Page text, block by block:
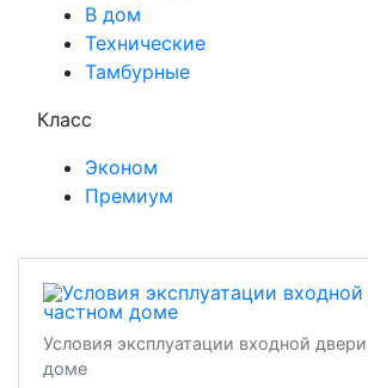
В дом
Технические
Тамбурные
Класс
Эконом
Премиум
Условия эксплуатации входной
доме